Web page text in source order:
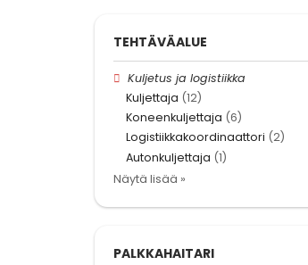
TEHTÄVÄALUE
Kuljetus ja logistiikka
Kuljettaja (12)
Koneenkuljettaja (6)
Logistiikkakoordinaattori (2)
Autonkuljettaja (1)
Näytä lisää »
PALKKAHAITARI